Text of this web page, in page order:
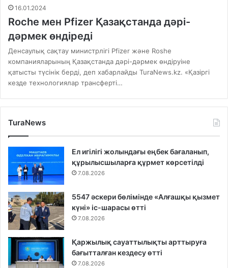
16.01.2024
Roche мен Pfizer Қазақстанда дәрі-
дәрмек өндіреді
Денсаулық сақтау министрлігі Pfizer және Roshe
компанияларының Қазақстанда дәрі-дәрмек өндіруіне
қатысты түсінік берді, деп хабарлайды TuraNews.kz. «Қазіргі
кезде технологиялар трансферті…
TuraNews
Ел игілігі жолындағы еңбек бағаланып,
құрылысшыларға құрмет көрсетілді
7.08.2026
5547 әскери бөлімінде «Алғашқы қызмет
күні» іс-шарасы өтті
7.08.2026
Қаржылық сауаттылықты арттыруға
бағытталған кездесу өтті
7.08.2026